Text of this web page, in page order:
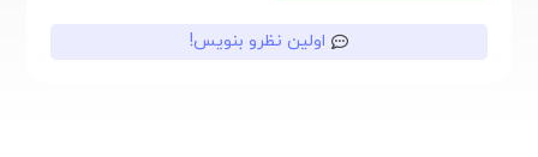
اولین نظرو بنویس!